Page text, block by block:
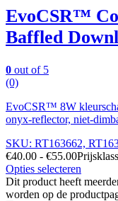
EvoCSR™
Baffled
0 out of 5
(0)
EvoCSR™ 8W
onyx-reflector, niet-
SKU: RT163662,
€40.00 - €55.00
Opties selecteren
Dit product heeft
worden op de